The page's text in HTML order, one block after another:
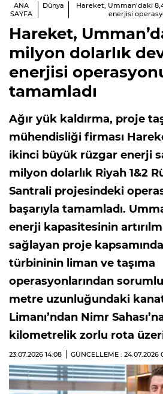
ANA
SAYFA
Dünya
Hareket, Umman’daki
enerjisi
Hareket,
milyon dolarlık
enerjisi
tamamladı
Ağır yük kaldırma, proje
mühendisliği firması
ikinci büyük rüzgar enerji
milyon dolarlık Riyah 1&2
Santrali projesindeki
başarıyla tamamladı.
enerji kapasitesinin
sağlayan proje
türbininin liman ve taşıma
operasyonlarından
metre uzunluğundaki
Limanı’ndan Nimr
kilometrelik zorlu rota
23.07.2026 14:08 GÜNCELLEME : 24.07.2026